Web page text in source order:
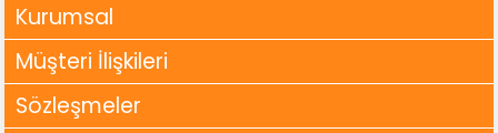
Kurumsal
Müşteri İlişkileri
Sözleşmeler